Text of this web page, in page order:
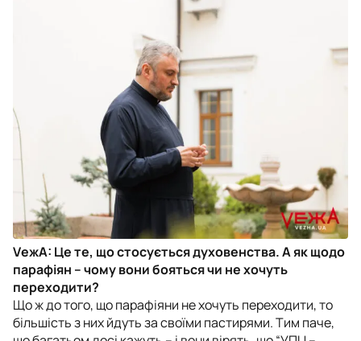
VежА: Це те, що стосується духовенства. А як щодо
парафіян – чому вони бояться чи не хочуть
переходити?
Що ж до того, що парафіяни не хочуть переходити, то
більшість з них йдуть за своїми пастирями. Тим паче,